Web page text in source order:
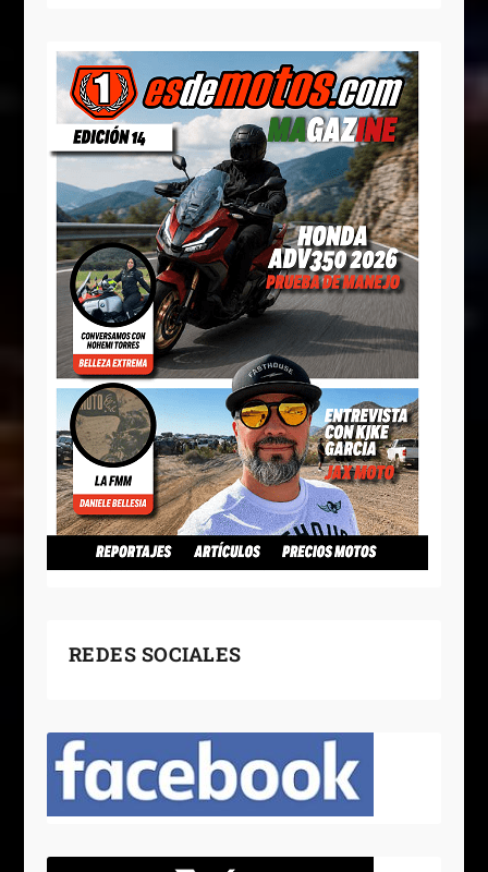
REDES SOCIALES